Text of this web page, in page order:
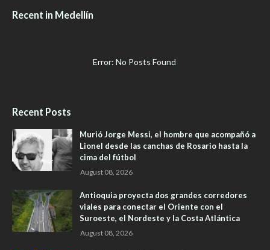
Recent in Medellín
Error: No Posts Found
Recent Posts
Murió Jorge Messi, el hombre que acompañó a
Lionel desde las canchas de Rosario hasta la
cima del fútbol
August 08, 2026
Antioquia proyecta dos grandes corredores
viales para conectar el Oriente con el
Suroeste, el Nordeste y la Costa Atlántica
August 08, 2026